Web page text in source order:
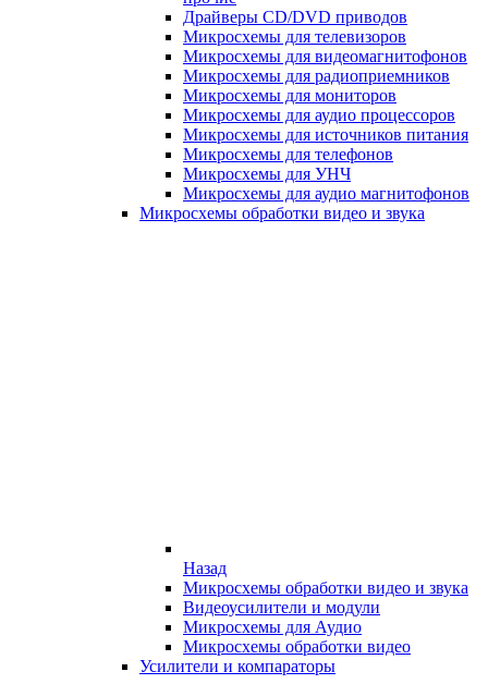
Драйверы CD/DVD приводов
Микросхемы для телевизоров
Микросхемы для видеомагнитофонов
Микросхемы для радиоприемников
Микросхемы для мониторов
Микросхемы для аудио процессоров
Микросхемы для источников питания
Микросхемы для телефонов
Микросхемы для УНЧ
Микросхемы для аудио магнитофонов
Микросхемы обработки видео и звука
Назад
Микросхемы обработки видео и звука
Видеоусилители и модули
Микросхемы для Аудио
Микросхемы обработки видео
Усилители и компараторы